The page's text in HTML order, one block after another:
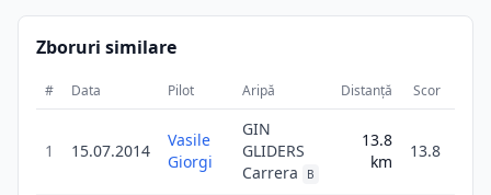
Zboruri similare
# Data Pilot Aripă Distanță Scor
1 15.07.2014
Vasile
Giorgi
GIN
GLIDERS
Carrera
B
13.8
km
13.8